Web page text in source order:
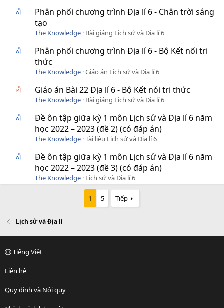
Phân phối chương trình Địa lí 6 - Chân trời sáng
tạo
The Knowledge Bài giảng Lịch sử và Địa lí 6
Phân phối chương trình Địa lí 6 - Bộ Kết nối tri
thức
The Knowledge Giáo án Lịch sử và Địa lí 6
Giáo án Bài 22 Địa lí 6 - Bộ Kết nói tri thức
The Knowledge Bài giảng Lịch sử và Địa lí 6
Đề ôn tập giữa kỳ 1 môn Lịch sử và Địa lí 6 năm
học 2022 – 2023 (đề 2) (có đáp án)
The Knowledge Tài liệu Lịch sử và Địa lí 6
Đề ôn tập giữa kỳ 1 môn Lịch sử và Địa lí 6 năm
học 2022 – 2023 (đề 3) (có đáp án)
The Knowledge Lịch sử và Địa lí 6
1 5 Tiếp
Lịch sử và Địa lí
Tiếng Việt
Liên hệ
Quy định và Nội quy